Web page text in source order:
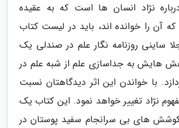
نژاد انسان ها است که به عقیده
که آن را خوانده اند، باید در لیست کتاب
ساینی روزنامه نگار علم در صندلی یک
هایش به جداسازی علم از شبه علم در
با خواندن این اثر دیدگاهتان نسبت
نژاد تغییر خواهد نمود. این کتاب یک
کوشش های بی سرانجام سفید پوستان در